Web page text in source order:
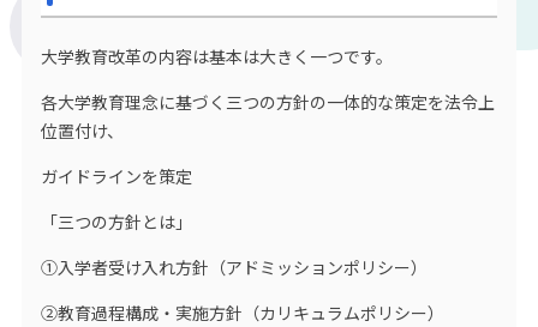
大学教育改革の内容は基本は大きく一つです。
各大学教育理念に基づく三つの方針の一体的な策定を法令上
位置付け、
ガイドラインを策定
「三つの方針とは」
①入学者受け入れ方針（アドミッションポリシー）
②教育過程構成・実施方針（カリキュラムポリシー）